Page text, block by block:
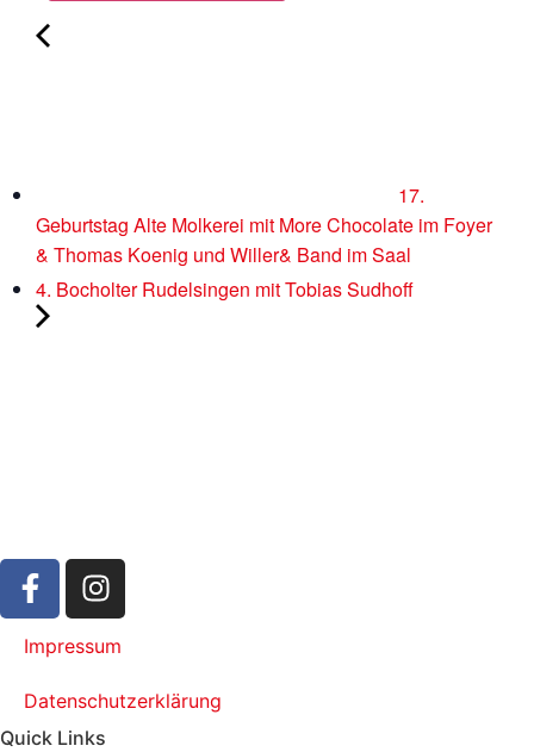
17.
Geburtstag Alte Molkerei mit More Chocolate im Foyer
& Thomas Koenig und Willer& Band im Saal
4. Bocholter Rudelsingen mit Tobias Sudhoff
Impressum
Datenschutzerklärung
Quick Links